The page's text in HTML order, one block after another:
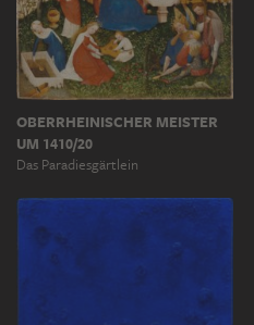
OBERRHEINISCHER MEISTER
UM 1410/20
Das Paradiesgärtlein